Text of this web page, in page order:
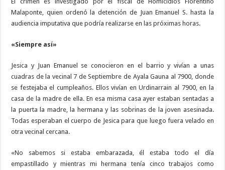
Malaponte, quien ordenó la detención de Juan Emanuel S. hasta la
audiencia imputativa que podría realizarse en las próximas horas.
«Siempre así»
Jesica y Juan Emanuel se conocieron en el barrio y vivían a unas
cuadras de la vecinal 7 de Septiembre de Ayala Gauna al 7900, donde
se festejaba el cumpleaños. Ellos vivían en Urdinarrain al 7900, en la
casa de la madre de ella. En esa misma casa ayer estaban sentadas a
la puerta la madre, la hermana y las sobrinas de la joven asesinada.
Todas esperaban el cuerpo de Jesica para que luego fuera velado en
otra vecinal cercana.
«No sabemos si estaba embarazada, él estaba todo el día
empastillado y mientras mi hermana tenía cinco trabajos como